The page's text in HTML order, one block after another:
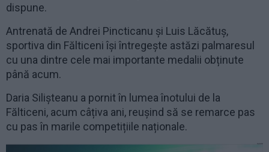
dispune.
Antrenată de Andrei Pincticanu și Luis Lăcătuș,
sportiva din Fălticeni își întregește astăzi palmaresul
cu una dintre cele mai importante medalii obținute
până acum.
Daria Silișteanu a pornit în lumea înotului de la
Fălticeni, acum câțiva ani, reușind să se remarce pas
cu pas în marile competițiile naționale.